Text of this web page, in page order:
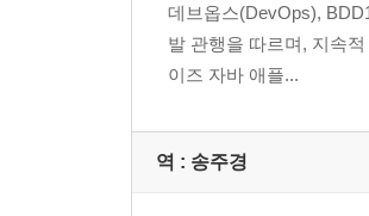
____스프링 부트
____스프링 클라우드
____스프링 데이터
____스프링 HATEOAS
데브옵스(DevOps),
발 관행을 따르며, 지속
이즈 자바 애플...
역 : 송주경